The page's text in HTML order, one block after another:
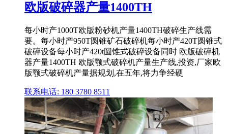
欧版破碎器产量1400TH
每小时产1000T欧版粉砂机产量1400TH破碎生产线需
要。每小时产950T圆锥矿石破碎机每小时产420T圆锥式
破碎设备每小时产420t圆锥式破碎设备同时 欧版破碎机
器产量1400TH 欧版颚式破碎机产量生产线,投资,厂家欧
版颚式破碎机产量据规划,在五年,将力争经硬
联系电话: 180 3780 8511